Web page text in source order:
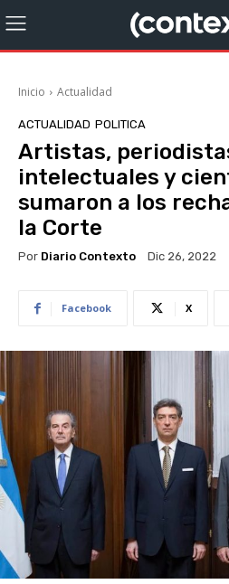
Inicio Actualidad
ACTUALIDAD POLITICA
Artistas,
intelectuales y
sumaron a los
la Corte
Por Diario Contexto Dic 26, 2022
Facebook X